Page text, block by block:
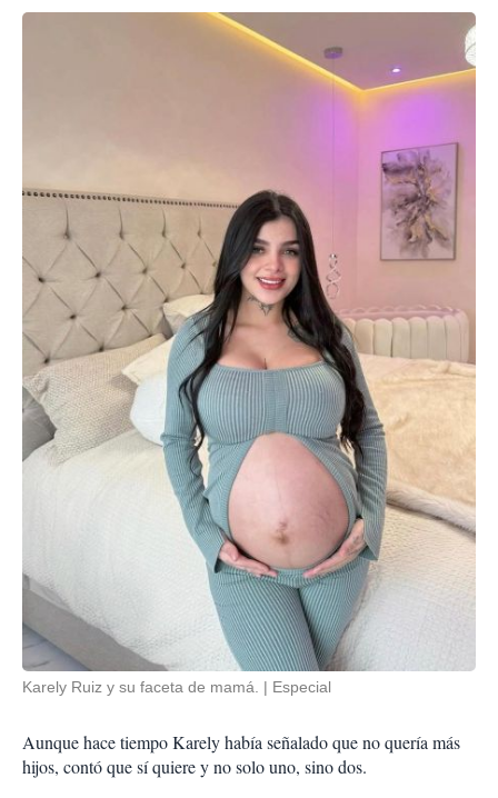
Karely Ruiz y su faceta de mamá. Especial
Aunque hace tiempo Karely había señalado que no quería más
hijos, contó que sí quiere y no solo uno, sino dos.